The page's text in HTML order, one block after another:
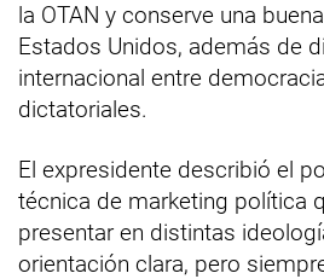
la OTAN y conserve una
Estados Unidos, además de
internacional entre
dictatoriales.
El expresidente describió el
técnica de marketing política
presentar en distintas
orientación clara, pero